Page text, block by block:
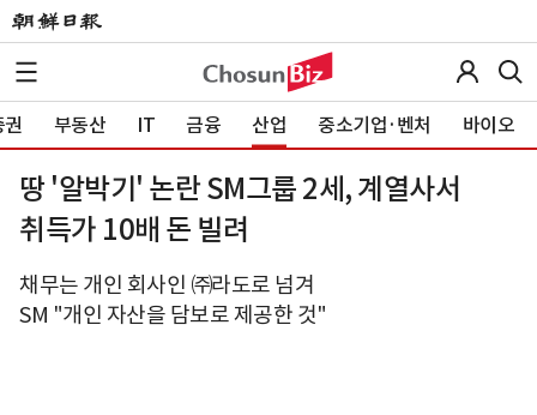
부동산 IT 금융 산업 중소기업·벤처 바이오
땅 '알박기' 논란 SM그룹 2세, 계열사서
취득가 10배 돈 빌려
채무는 개인 회사인 ㈜라도로 넘겨
SM "개인 자산을 담보로 제공한 것"